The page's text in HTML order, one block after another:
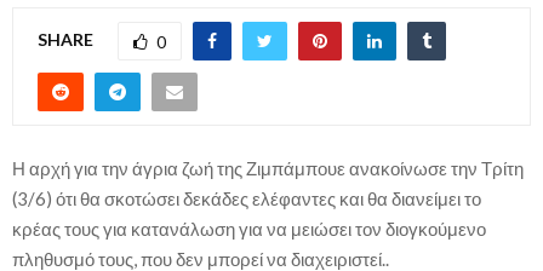
SHARE 0
Η αρχή για την άγρια ζωή της Ζιμπάμπουε ανακοίνωσε την Τρίτη
(3/6) ότι θα σκοτώσει δεκάδες ελέφαντες και θα διανείμει το
κρέας τους για κατανάλωση για να μειώσει τον διογκούμενο
πληθυσμό τους, που δεν μπορεί να διαχειριστεί..